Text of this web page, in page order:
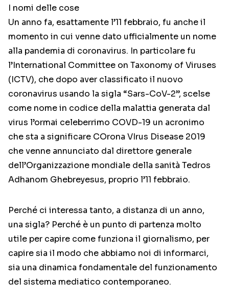
I nomi delle cose
Un anno fa, esattamente l’11 febbraio, fu anche il
momento in cui venne dato ufficialmente un nome
alla pandemia di coronavirus. In particolare fu
l’International Committee on Taxonomy of Viruses
(ICTV), che dopo aver classificato il nuovo
coronavirus usando la sigla “Sars-CoV-2”, scelse
come nome in codice della malattia generata dal
virus l’ormai celeberrimo COVD-19 un acronimo
che sta a significare COrona VIrus Disease 2019
che venne annunciato dal direttore generale
dell’Organizzazione mondiale della sanità Tedros
Adhanom Ghebreyesus, proprio l’11 febbraio.
Perché ci interessa tanto, a distanza di un anno,
una sigla? Perché è un punto di partenza molto
utile per capire come funziona il giornalismo, per
capire sia il modo che abbiamo noi di informarci,
sia una dinamica fondamentale del funzionamento
del sistema mediatico contemporaneo.